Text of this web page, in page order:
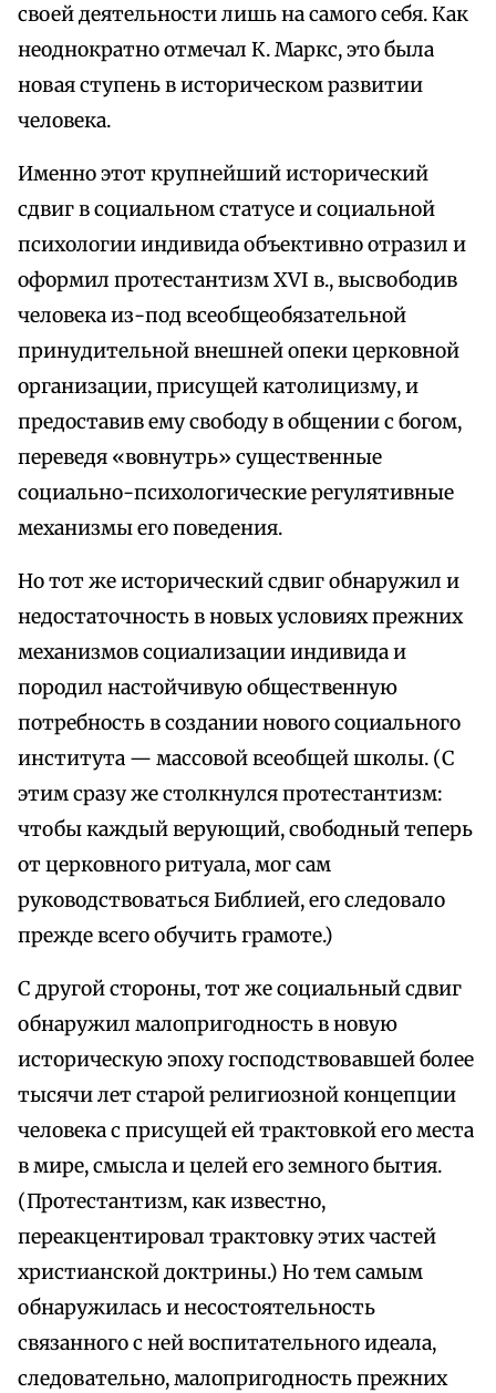
своей деятельности лишь на самого себя. Как
неоднократно отмечал К. Маркс, это была
новая ступень в историческом развитии
человека.
Именно этот крупнейший исторический
сдвиг в социальном статусе и социальной
психологии индивида объективно отразил и
оформил протестантизм XVI в., высвободив
человека из-под всеобщеобязательной
принудительной внешней опеки церковной
организации, присущей католицизму, и
предоставив ему свободу в общении с богом,
переведя «вовнутрь» существенные
социально-психологические регулятивные
механизмы его поведения.
Но тот же исторический сдвиг обнаружил и
недостаточность в новых условиях прежних
механизмов социализации индивида и
породил настойчивую общественную
потребность в создании нового социального
института — массовой всеобщей школы. (С
этим сразу же столкнулся протестантизм:
чтобы каждый верующий, свободный теперь
от церковного ритуала, мог сам
руководствоваться Библией, его следовало
прежде всего обучить грамоте.)
С другой стороны, тот же социальный сдвиг
обнаружил малопригодность в новую
историческую эпоху господствовавшей более
тысячи лет старой религиозной концепции
человека с присущей ей трактовкой его места
в мире, смысла и целей его земного бытия.
(Протестантизм, как известно,
переакцентировал трактовку этих частей
христианской доктрины.) Но тем самым
обнаружилась и несостоятельность
связанного с ней воспитательного идеала,
следовательно, малопригодность прежних